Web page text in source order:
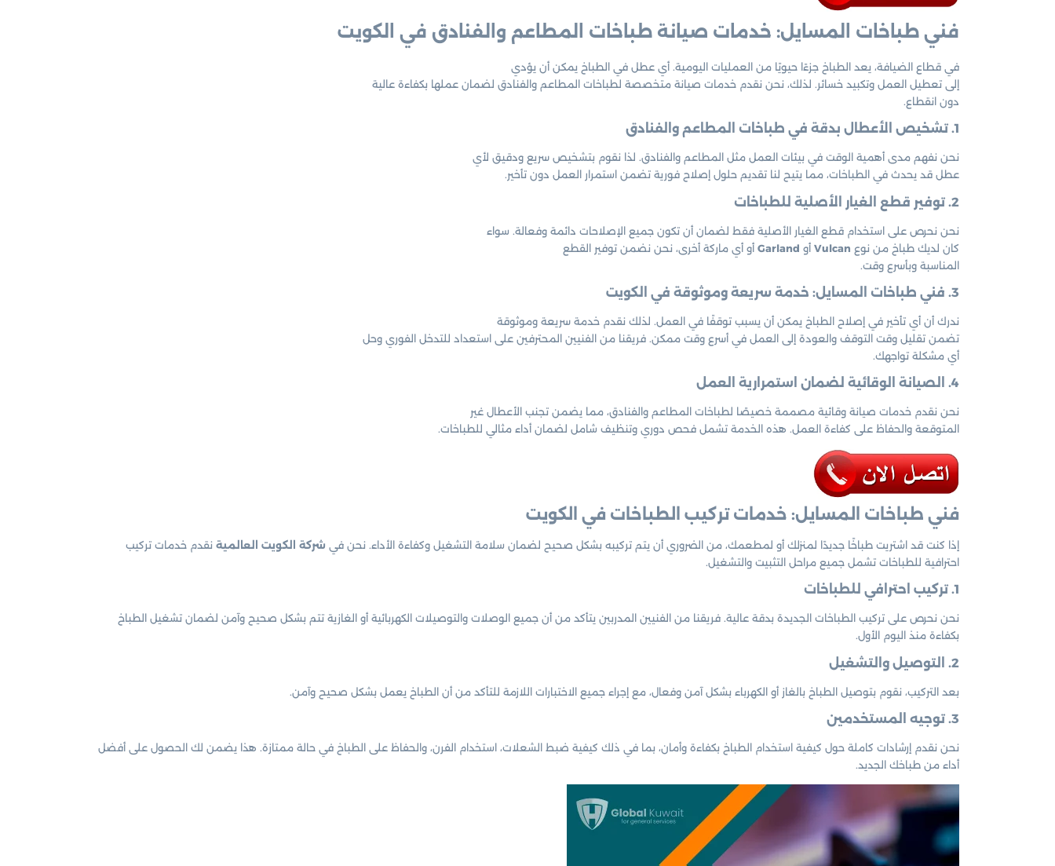
فني طباخات المسايل: خدمات صيانة طباخات المطاعم والفنادق في الكويت
في قطاع الضيافة، يعد الطباخ جزءًا حيويًا من العمليات اليومية. أي عطل في الطباخ يمكن أن يؤدي
إلى تعطيل العمل وتكبيد خسائر. لذلك، نحن نقدم خدمات صيانة متخصصة لطباخات المطاعم والفنادق لضمان عملها بكفاءة عالية
دون انقطاع.
1. تشخيص الأعطال بدقة في طباخات المطاعم والفنادق
نحن نفهم مدى أهمية الوقت في بيئات العمل مثل المطاعم والفنادق. لذا نقوم بتشخيص سريع ودقيق لأي
عطل قد يحدث في الطباخات، مما يتيح لنا تقديم حلول إصلاح فورية تضمن استمرار العمل دون تأخير.
2. توفير قطع الغيار الأصلية للطباخات
نحن نحرص على استخدام قطع الغيار الأصلية فقط لضمان أن تكون جميع الإصلاحات دائمة وفعالة. سواء
كان لديك طباخ من نوع Vulcan أو Garland أو أي ماركة أخرى، نحن نضمن توفير القطع
المناسبة وبأسرع وقت.
3. فني طباخات المسايل: خدمة سريعة وموثوقة في الكويت
ندرك أن أي تأخير في إصلاح الطباخ يمكن أن يسبب توقفًا في العمل. لذلك نقدم خدمة سريعة وموثوقة
تضمن تقليل وقت التوقف والعودة إلى العمل في أسرع وقت ممكن. فريقنا من الفنيين المحترفين على استعداد للتدخل الفوري وحل
أي مشكلة تواجهك.
4. الصيانة الوقائية لضمان استمرارية العمل
نحن نقدم خدمات صيانة وقائية مصممة خصيصًا لطباخات المطاعم والفنادق، مما يضمن تجنب الأعطال غير
المتوقعة والحفاظ على كفاءة العمل. هذه الخدمة تشمل فحص دوري وتنظيف شامل لضمان أداء مثالي للطباخات.
فني طباخات المسايل: خدمات تركيب الطباخات في الكويت
إذا كنت قد اشتريت طباخًا جديدًا لمنزلك أو لمطعمك، من الضروري أن يتم تركيبه بشكل صحيح لضمان سلامة التشغيل وكفاءة الأداء. نحن في شركة الكويت العالمية نقدم خدمات تركيب
احترافية للطباخات تشمل جميع مراحل التثبيت والتشغيل.
1. تركيب احترافي للطباخات
نحن نحرص على تركيب الطباخات الجديدة بدقة عالية. فريقنا من الفنيين المدربين يتأكد من أن جميع الوصلات والتوصيلات الكهربائية أو الغازية تتم بشكل صحيح وآمن لضمان تشغيل الطباخ
بكفاءة منذ اليوم الأول.
2. التوصيل والتشغيل
بعد التركيب، نقوم بتوصيل الطباخ بالغاز أو الكهرباء بشكل آمن وفعال، مع إجراء جميع الاختبارات اللازمة للتأكد من أن الطباخ يعمل بشكل صحيح وآمن.
3. توجيه المستخدمين
نحن نقدم إرشادات كاملة حول كيفية استخدام الطباخ بكفاءة وأمان، بما في ذلك كيفية ضبط الشعلات، استخدام الفرن، والحفاظ على الطباخ في حالة ممتازة. هذا يضمن لك الحصول على أفضل
أداء من طباخك الجديد.